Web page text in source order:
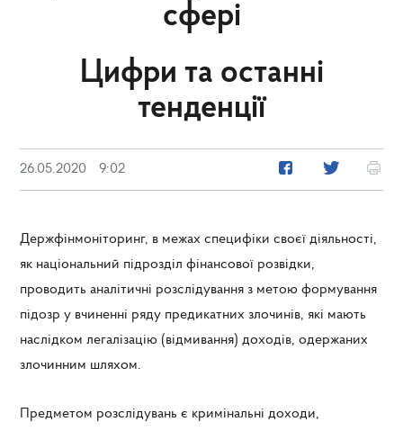
сфері
Цифри та останні
тенденції
26.05.2020 9:02
Держфінмоніторинг, в межах специфіки своєї діяльності,
як національний підрозділ фінансової розвідки,
проводить аналітичні розслідування з метою формування
підозр у вчиненні ряду предикатних злочинів, які мають
наслідком легалізацію (відмивання) доходів, одержаних
злочинним шляхом.
Предметом розслідувань є кримінальні доходи,